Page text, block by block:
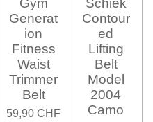
Gym
Generat
ion
Fitness
Waist
Trimmer
Belt
59,90 CHF
Schiek
Contour
ed
Lifting
Belt
Model
2004
Camo